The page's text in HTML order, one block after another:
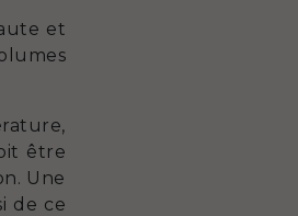
et
être
Une
de ce